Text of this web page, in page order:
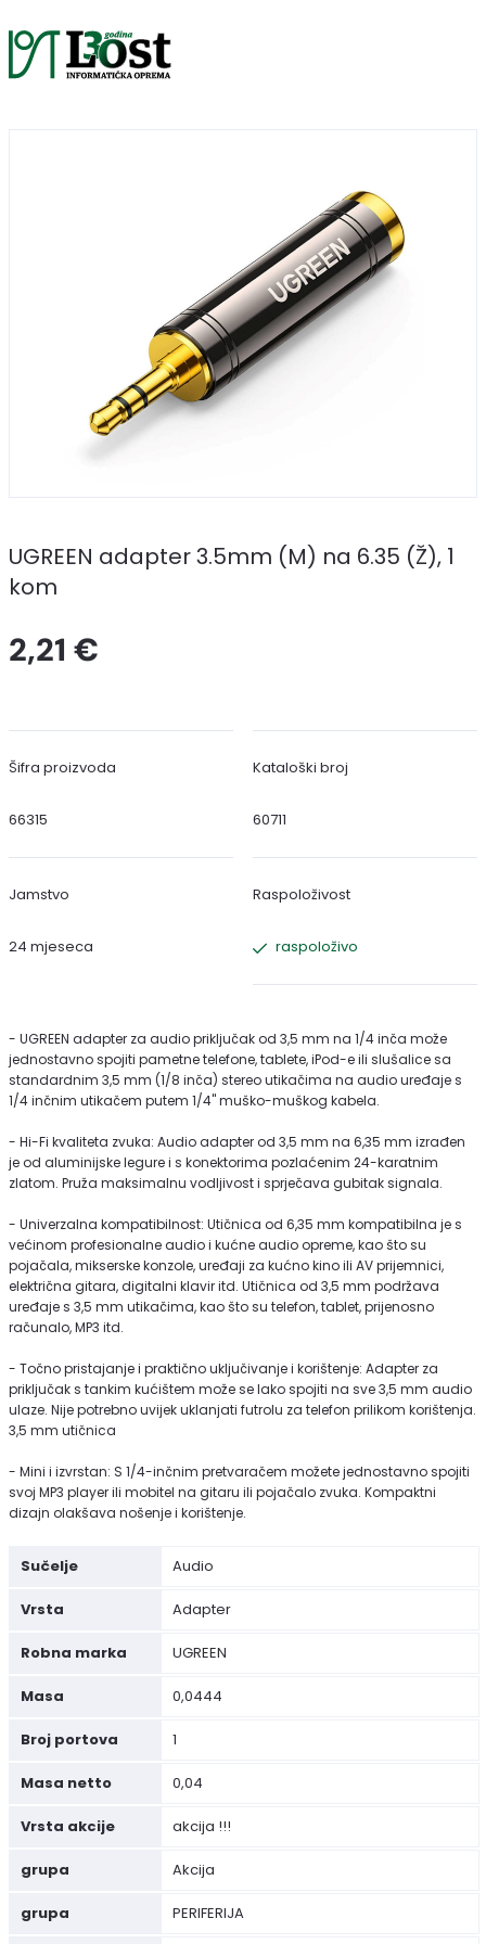
UGREEN adapter 3.5mm (M) na 6.35 (Ž), 1
kom
2,21 €
Šifra proizvoda
66315
Kataloški broj
60711
Jamstvo
24 mjeseca
Raspoloživost
raspoloživo
- UGREEN adapter za audio priključak od 3,5 mm na 1/4 inča može
jednostavno spojiti pametne telefone, tablete, iPod-e ili slušalice sa
standardnim 3,5 mm (1/8 inča) stereo utikačima na audio uređaje s
1/4 inčnim utikačem putem 1/4" muško-muškog kabela.
- Hi-Fi kvaliteta zvuka: Audio adapter od 3,5 mm na 6,35 mm izrađen
je od aluminijske legure i s konektorima pozlaćenim 24-karatnim
zlatom. Pruža maksimalnu vodljivost i sprječava gubitak signala.
- Univerzalna kompatibilnost: Utičnica od 6,35 mm kompatibilna je s
većinom profesionalne audio i kućne audio opreme, kao što su
pojačala, mikserske konzole, uređaji za kućno kino ili AV prijemnici,
električna gitara, digitalni klavir itd. Utičnica od 3,5 mm podržava
uređaje s 3,5 mm utikačima, kao što su telefon, tablet, prijenosno
računalo, MP3 itd.
- Točno pristajanje i praktično uključivanje i korištenje: Adapter za
priključak s tankim kućištem može se lako spojiti na sve 3,5 mm audio
ulaze. Nije potrebno uvijek uklanjati futrolu za telefon prilikom korištenja.
3,5 mm utičnica
- Mini i izvrstan: S 1/4-inčnim pretvaračem možete jednostavno spojiti
svoj MP3 player ili mobitel na gitaru ili pojačalo zvuka. Kompaktni
dizajn olakšava nošenje i korištenje.
Sučelje Audio
Vrsta Adapter
Robna marka UGREEN
Masa 0,0444
Broj portova 1
Masa netto 0,04
Vrsta akcije akcija !!!
grupa Akcija
grupa PERIFERIJA